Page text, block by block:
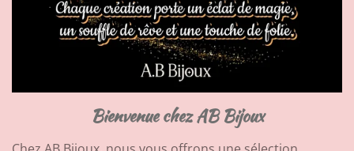
Bienvenue chez AB Bijoux